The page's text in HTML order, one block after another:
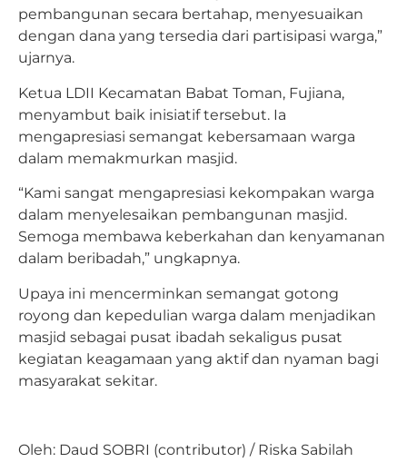
pembangunan secara bertahap, menyesuaikan
dengan dana yang tersedia dari partisipasi warga,”
ujarnya.
Ketua LDII Kecamatan Babat Toman, Fujiana,
menyambut baik inisiatif tersebut. Ia
mengapresiasi semangat kebersamaan warga
dalam memakmurkan masjid.
“Kami sangat mengapresiasi kekompakan warga
dalam menyelesaikan pembangunan masjid.
Semoga membawa keberkahan dan kenyamanan
dalam beribadah,” ungkapnya.
Upaya ini mencerminkan semangat gotong
royong dan kepedulian warga dalam menjadikan
masjid sebagai pusat ibadah sekaligus pusat
kegiatan keagamaan yang aktif dan nyaman bagi
masyarakat sekitar.
Oleh: Daud SOBRI (contributor) / Riska Sabilah